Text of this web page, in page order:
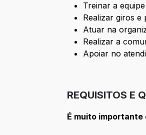
Treinar a
Realizar giros e
Atuar na
Realizar a
Apoiar no
REQUISITOS E
É muito